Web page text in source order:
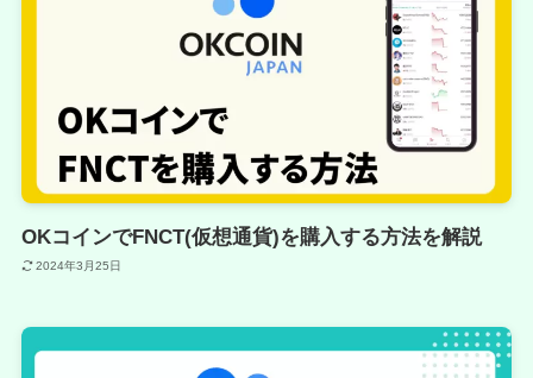
OKコインでFNCT(仮想通貨)を購入する方法を解説
2024年3月25日